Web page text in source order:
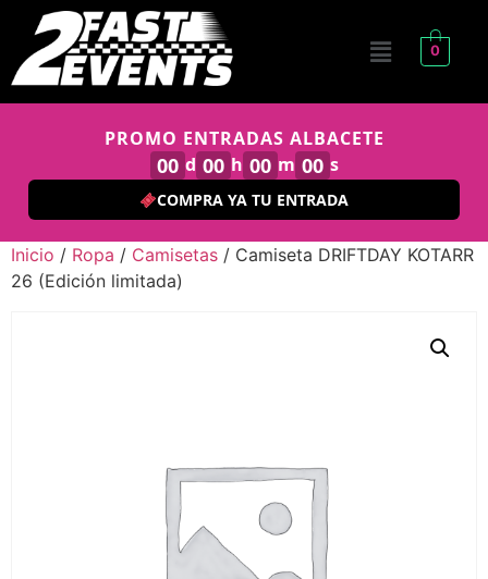
0
PROMO ENTRADAS ALBACETE
00 d 00 h 00 m 00 s
COMPRA YA TU ENTRADA
Inicio / Ropa / Camisetas / Camiseta DRIFTDAY KOTARR
26 (Edición limitada)